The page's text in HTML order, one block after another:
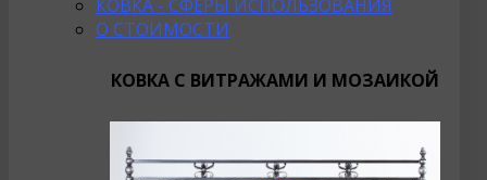
КОВКА - СФЕРЫ ИСПОЛЬЗОВАНИЯ
О СТОИМОСТИ
КОВКА С ВИТРАЖАМИ И МОЗАИКОЙ